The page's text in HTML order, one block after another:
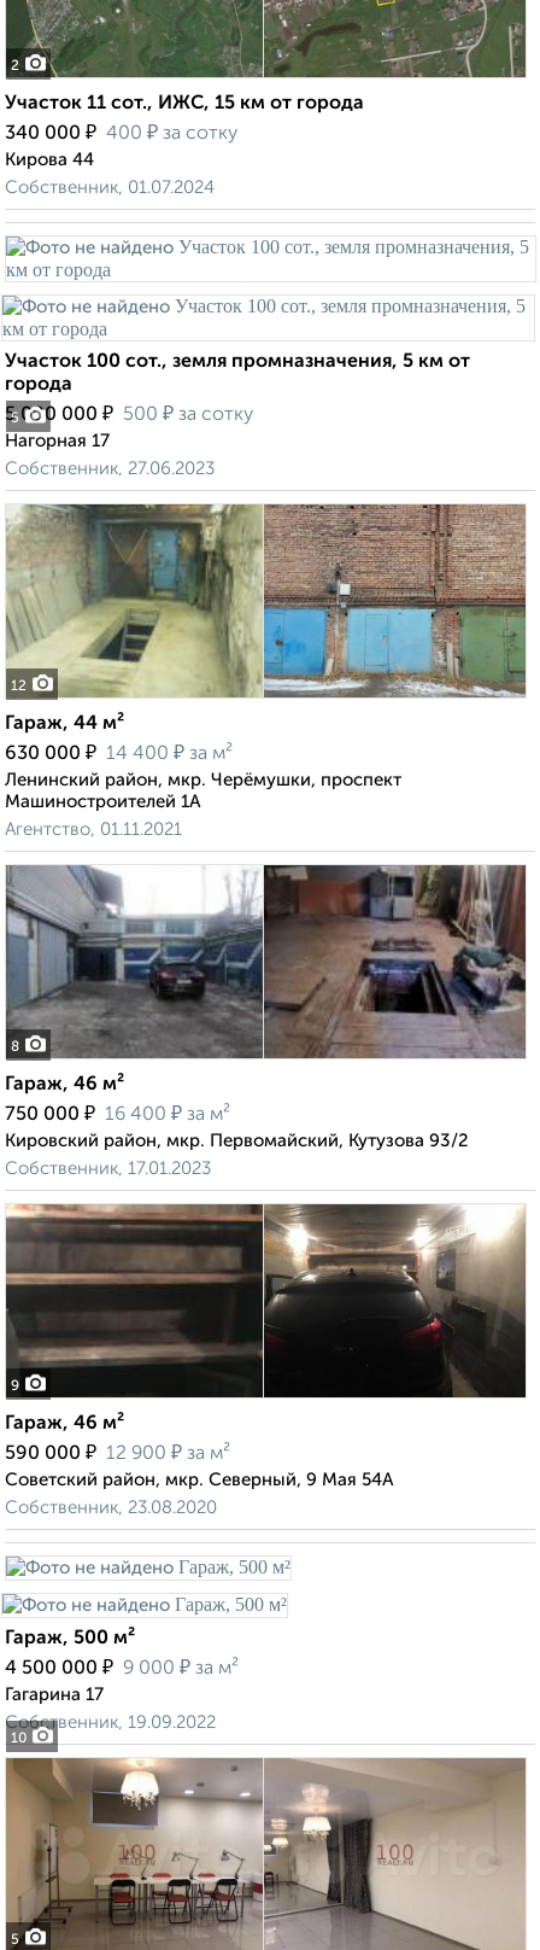
2
Участок 11 сот., ИЖС, 15 км от города
340 000 ₽ 400 ₽ за сотку
Кирова 44
Собственник, 01.07.2024
5
Участок 100 сот., земля промназначения, 5 км от
города
5 000 000 ₽ 500 ₽ за сотку
Нагорная 17
Собственник, 27.06.2023
12
Гараж, 44 м²
630 000 ₽ 14 400 ₽ за м²
Ленинский район, мкр. Черёмушки, проспект
Машиностроителей 1А
Агентство, 01.11.2021
8
Гараж, 46 м²
750 000 ₽ 16 400 ₽ за м²
Кировский район, мкр. Первомайский, Кутузова 93/2
Собственник, 17.01.2023
9
Гараж, 46 м²
590 000 ₽ 12 900 ₽ за м²
Советский район, мкр. Северный, 9 Мая 54А
Собственник, 23.08.2020
10
Гараж, 500 м²
4 500 000 ₽ 9 000 ₽ за м²
Гагарина 17
Собственник, 19.09.2022
5